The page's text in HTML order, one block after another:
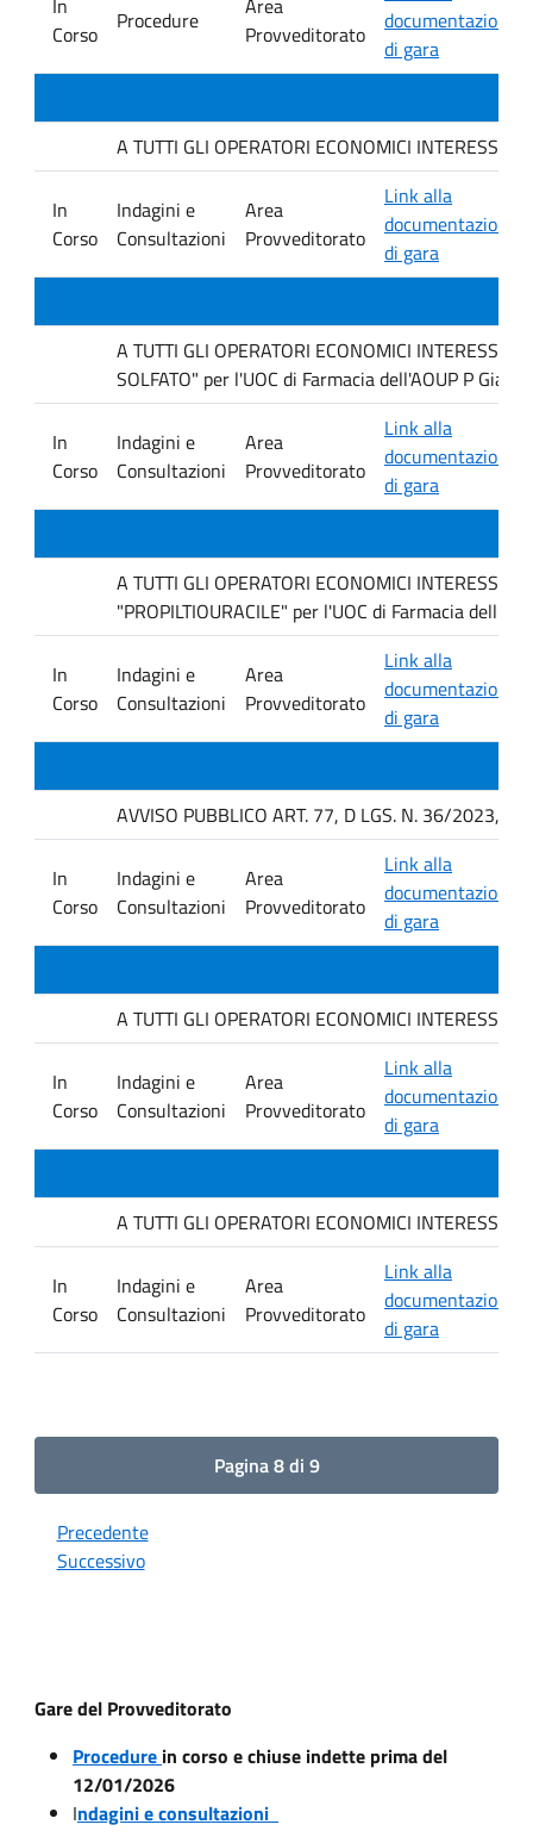
Corso
Procedure
Provveditorato
documentazione
di gara
A TUTTI GLI OPERATORI ECONOMICI
In
Corso
Indagini e
Consultazioni
Area
Provveditorato
Link alla
documentazione
di gara
A TUTTI GLI OPERATORI ECONOMICI
SOLFATO" per l'UOC di Farmacia dell'AOUP P
In
Corso
Indagini e
Consultazioni
Area
Provveditorato
Link alla
documentazione
di gara
A TUTTI GLI OPERATORI ECONOMICI
"PROPILTIOURACILE" per l'UOC di Farmacia
In
Corso
Indagini e
Consultazioni
Area
Provveditorato
Link alla
documentazione
di gara
AVVISO PUBBLICO ART. 77, D LGS. N. 36/2023,
In
Corso
Indagini e
Consultazioni
Area
Provveditorato
Link alla
documentazione
di gara
A TUTTI GLI OPERATORI ECONOMICI
In
Corso
Indagini e
Consultazioni
Area
Provveditorato
Link alla
documentazione
di gara
A TUTTI GLI OPERATORI ECONOMICI
In
Corso
Indagini e
Consultazioni
Area
Provveditorato
Link alla
documentazione
di gara
Pagina 8 di 9
Precedente
Successivo
Gare del Provveditorato
Procedure in corso e chiuse indette prima del
12/01/2026
Indagini e consultazioni